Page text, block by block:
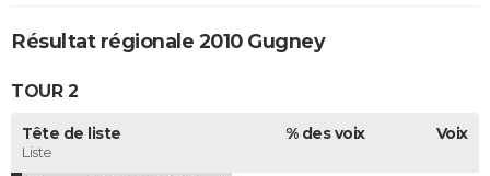
Résultat régionale 2010 Gugney
TOUR 2
Tête de liste
Liste
% des voix Voix